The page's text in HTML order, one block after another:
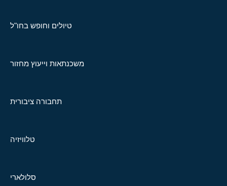
טיולים וחופש בחו"ל
משכנתאות וייעוץ מחזור
תחבורה ציבורית
טלוויזיה
סלולארי